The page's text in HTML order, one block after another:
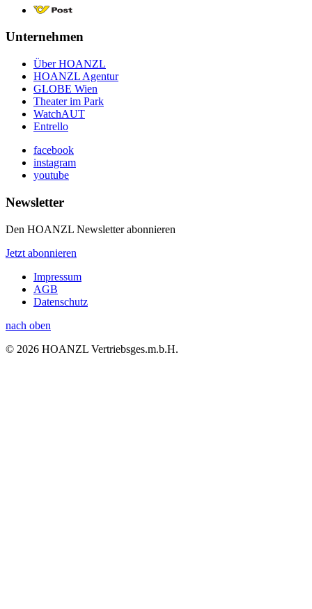
Unternehmen
Über HOANZL
HOANZL Agentur
GLOBE Wien
Theater im Park
WatchAUT
Entrello
facebook
instagram
youtube
Newsletter
Den HOANZL Newsletter abonnieren
Jetzt abonnieren
Impressum
AGB
Datenschutz
nach oben
© 2026 HOANZL Vertriebsges.m.b.H.